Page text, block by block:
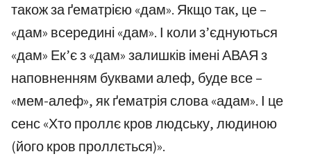
також за ґематрією «дам». Якщо так, це –
«дам» всередині «дам». І коли з’єднуються
«дам» Ек’є з «дам» залишків імені АВАЯ з
наповненням буквами алеф, буде все –
«мем-алеф», як ґематрія слова «адам». І це
сенс «Хто проллє кров людську, людиною
(його кров проллється)».